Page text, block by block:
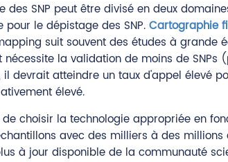
SNP peut être divisé en deux
le dépistage des SNP. Cartographie
suit souvent des études à
la validation de moins de
atteindre un taux d'appel élevé
élevé.
choisir la technologie appropriée en
avec des milliers à des
à jour disponible de la communauté